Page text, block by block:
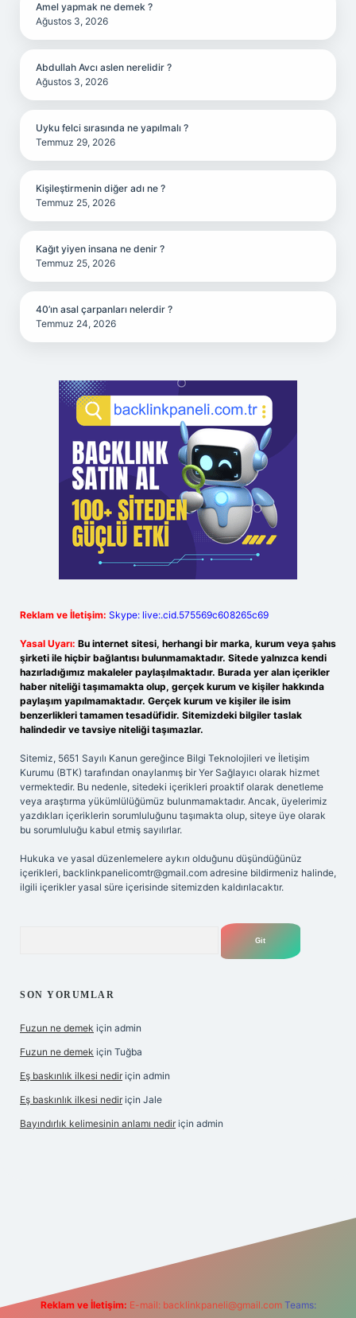
Amel yapmak ne demek ?
Ağustos 3, 2026
Abdullah Avcı aslen nerelidir ?
Ağustos 3, 2026
Uyku felci sırasında ne yapılmalı ?
Temmuz 29, 2026
Kişileştirmenin diğer adı ne ?
Temmuz 25, 2026
Kağıt yiyen insana ne denir ?
Temmuz 25, 2026
40’ın asal çarpanları nelerdir ?
Temmuz 24, 2026
Reklam ve İletişim: Skype: live:.cid.575569c608265c69
Yasal Uyarı: Bu internet sitesi, herhangi bir marka, kurum veya şahıs
şirketi ile hiçbir bağlantısı bulunmamaktadır. Sitede yalnızca kendi
hazırladığımız makaleler paylaşılmaktadır. Burada yer alan içerikler
haber niteliği taşımamakta olup, gerçek kurum ve kişiler hakkında
paylaşım yapılmamaktadır. Gerçek kurum ve kişiler ile isim
benzerlikleri tamamen tesadüfidir. Sitemizdeki bilgiler taslak
halindedir ve tavsiye niteliği taşımazlar.
Sitemiz, 5651 Sayılı Kanun gereğince Bilgi Teknolojileri ve İletişim
Kurumu (BTK) tarafından onaylanmış bir Yer Sağlayıcı olarak hizmet
vermektedir. Bu nedenle, sitedeki içerikleri proaktif olarak denetleme
veya araştırma yükümlülüğümüz bulunmamaktadır. Ancak, üyelerimiz
yazdıkları içeriklerin sorumluluğunu taşımakta olup, siteye üye olarak
bu sorumluluğu kabul etmiş sayılırlar.
Hukuka ve yasal düzenlemelere aykırı olduğunu düşündüğünüz
içerikleri, backlinkpanelicomtr@gmail.com adresine bildirmeniz halinde,
ilgili içerikler yasal süre içerisinde sitemizden kaldırılacaktır.
SON YORUMLAR
Fuzun ne demek için admin
Fuzun ne demek için Tuğba
Eş baskınlık ilkesi nedir için admin
Eş baskınlık ilkesi nedir için Jale
Bayındırlık kelimesinin anlamı nedir için admin
elexbetgiris.org
Reklam ve İletişim: E-mail: backlinkpaneli@gmail.com Teams: